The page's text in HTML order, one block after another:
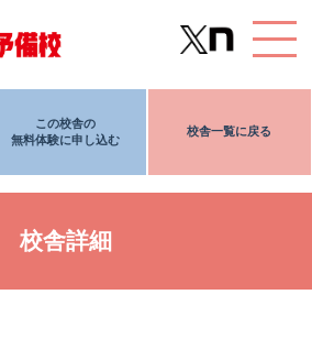
この校舎の
無料体験に申し込む
校舎一覧に戻る
校舎詳細